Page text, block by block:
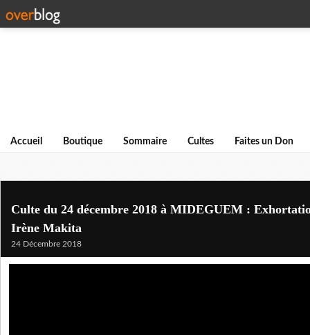
Accueil Boutique Sommaire Cultes Faites un Don
Culte du 24 décembre 2018 à MIDEGUEM :
Irène Makita
24 Décembre 2018